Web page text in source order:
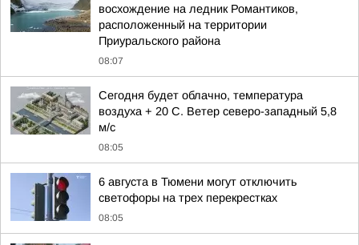
восхождение на ледник Романтиков,
расположенный на территории
Приуральского района
08:07
Сегодня будет облачно, температура
воздуха + 20 С. Ветер северо-западный 5,8
м/с
08:05
6 августа в Тюмени могут отключить
светофоры на трех перекрестках
08:05